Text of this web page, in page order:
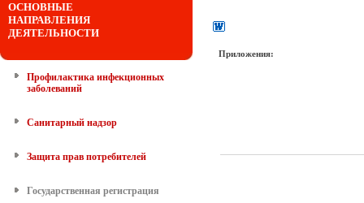
ОСНОВНЫЕ
НАПРАВЛЕНИЯ
ДЕЯТЕЛЬНОСТИ
Профилактика инфекционных
заболеваний
Санитарный надзор
Защита прав потребителей
Государственная регистрация
Приложения: